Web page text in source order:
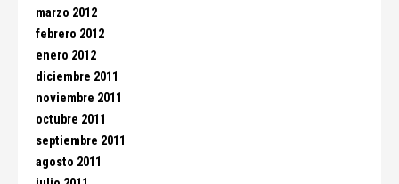
marzo 2012
febrero 2012
enero 2012
diciembre 2011
noviembre 2011
octubre 2011
septiembre 2011
agosto 2011